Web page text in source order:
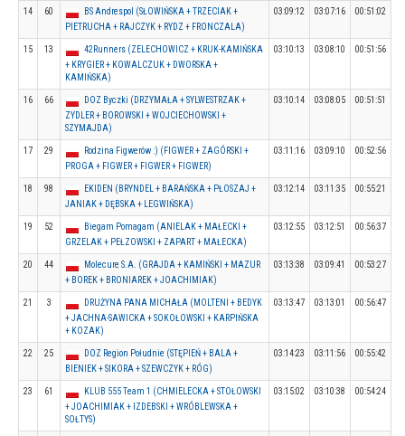
14 60
BS Andrespol (SŁOWIŃSKA + TRZECIAK +
PIETRUCHA + RAJCZYK + RYDZ + FRONCZALA)
03:09:12 03:07:16 00:51:02
15 13
42Runners (ZELECHOWICZ + KRUK-KAMIŃSKA
+ KRYGIER + KOWALCZUK + DWORSKA +
KAMIŃSKA)
03:10:13 03:08:10 00:51:56
16 66
DOZ Byczki (DRZYMAŁA + SYLWESTRZAK +
ZYDLER + BOROWSKI + WOJCIECHOWSKI +
SZYMAJDA)
03:10:14 03:08:05 00:51:51
17 29
Rodzina Figwerów :) (FIGWER + ZAGÓRSKI +
PROGA + FIGWER + FIGWER + FIGWER)
03:11:16 03:09:10 00:52:56
18 98
EKIDEN (BRYNDEL + BARAŃSKA + PŁOSZAJ +
JANIAK + DĘBSKA + LEGWIŃSKA)
03:12:14 03:11:35 00:55:21
19 52
Biegam Pomagam (ANIELAK + MAŁECKI +
GRZELAK + PEŁZOWSKI + ZAPART + MAŁECKA)
03:12:55 03:12:51 00:56:37
20 44
Molecure S.A. (GRAJDA + KAMIŃSKI + MAZUR
+ BOREK + BRONIAREK + JOACHIMIAK)
03:13:38 03:09:41 00:53:27
21 3
DRUŻYNA PANA MICHAŁA (MOLTENI + BEDYK
+ JACHNA-SAWICKA + SOKOŁOWSKI + KARPIŃSKA
+ KOZAK)
03:13:47 03:13:01 00:56:47
22 25
DOZ Region Południe (STĘPIEŃ + BALA +
BIENIEK + SIKORA + SZEWCZYK + RÓG)
03:14:23 03:11:56 00:55:42
23 61
KLUB 555 Team 1 (CHMIELECKA + STOŁOWSKI
+ JOACHIMIAK + IZDEBSKI + WRÓBLEWSKA +
SOŁTYS)
03:15:02 03:10:38 00:54:24